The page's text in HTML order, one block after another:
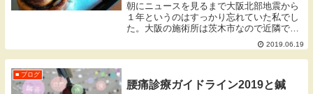
朝にニュースを見るまで大阪北部地震から
１年というのはすっかり忘れていた私でし
た。大阪の施術所は茨木市なので近隣で
は、水やガスが止まりその影響は１週間程
続きました。そのためお湯を沸かせず自衛
隊のお風呂に入ったという方もいました。
2019.06.19
■ ブログ
腰痛診療ガイドライン2019と鍼